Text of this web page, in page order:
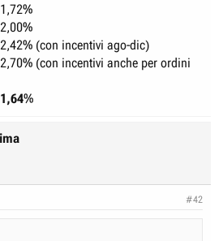
(con incentivi ago-dic)
(con incentivi anche per ordini
1,64%
#42